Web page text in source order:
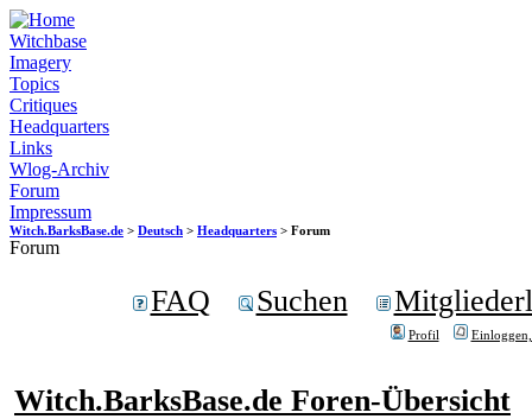
Witchbase
Imagery
Topics
Critiques
Headquarters
Links
Wlog-Archiv
Forum
Impressum
Witch.BarksBase.de > Deutsch > Headquarters > Forum
Forum
FAQ Suchen
Profil
Witch.BarksBase.de Foren-Übersicht